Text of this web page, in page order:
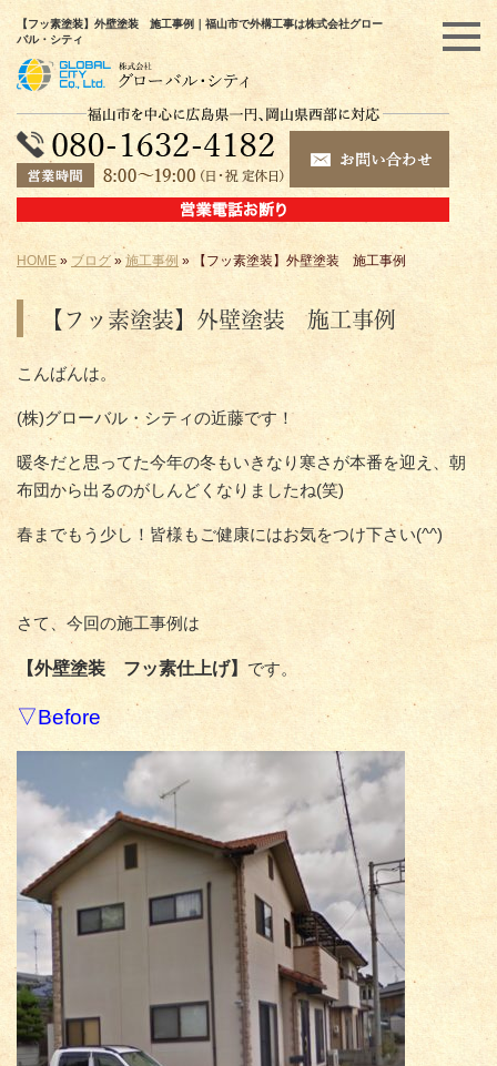
【フッ素塗装】外壁塗装 施工事例｜福山市で外構工事は株式会社グロー
バル・シティ
HOME » ブログ » 施工事例 » 【フッ素塗装】外壁塗装 施工事例
【フッ素塗装】外壁塗装 施工事例
こんばんは。
(株)グローバル・シティの近藤です！
暖冬だと思ってた今年の冬もいきなり寒さが本番を迎え、朝
布団から出るのがしんどくなりましたね(笑)
春までもう少し！皆様もご健康にはお気をつけ下さい(^^)
さて、今回の施工事例は
【外壁塗装 フッ素仕上げ】 です。
▽Before